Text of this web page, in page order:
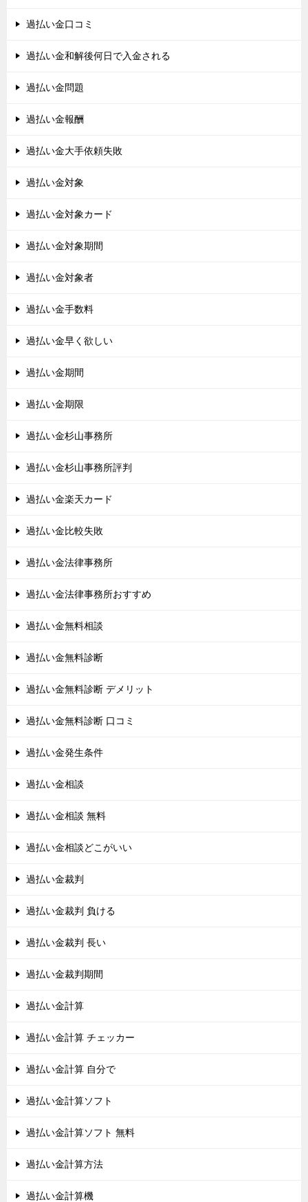
過払い金口コミ
過払い金和解後何日で入金される
過払い金問題
過払い金報酬
過払い金大手依頼失敗
過払い金対象
過払い金対象カード
過払い金対象期間
過払い金対象者
過払い金手数料
過払い金早く欲しい
過払い金期間
過払い金期限
過払い金杉山事務所
過払い金杉山事務所評判
過払い金楽天カード
過払い金比較失敗
過払い金法律事務所
過払い金法律事務所おすすめ
過払い金無料相談
過払い金無料診断
過払い金無料診断 デメリット
過払い金無料診断 口コミ
過払い金発生条件
過払い金相談
過払い金相談 無料
過払い金相談どこがいい
過払い金裁判
過払い金裁判 負ける
過払い金裁判 長い
過払い金裁判期間
過払い金計算
過払い金計算 チェッカー
過払い金計算 自分で
過払い金計算ソフト
過払い金計算ソフト 無料
過払い金計算方法
過払い金計算機